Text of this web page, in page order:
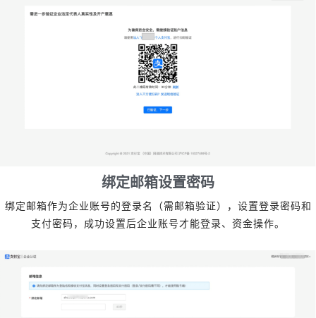
绑定邮箱设置密码
绑定邮箱作为企业账号的登录名（需邮箱验证），设置登录密码和
支付密码，成功设置后企业账号才能登录、资金操作。